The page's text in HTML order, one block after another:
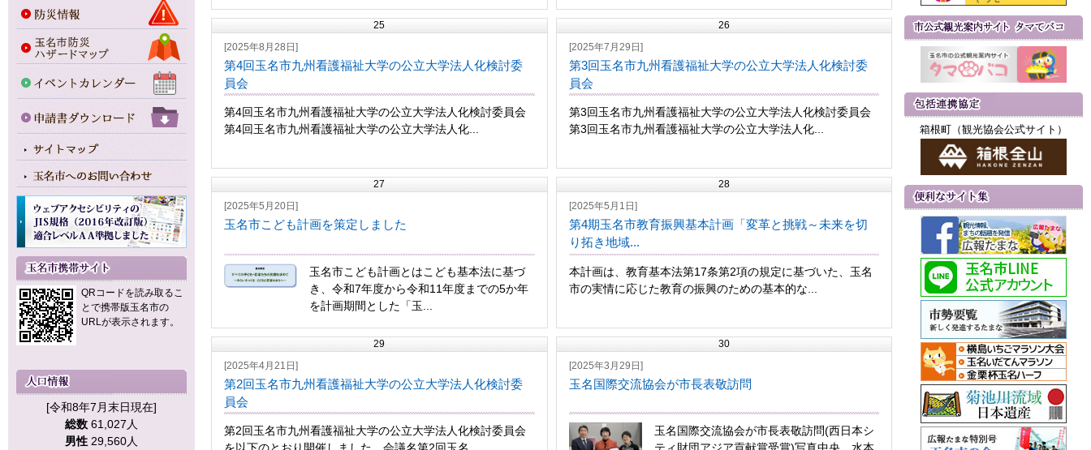
QRコードを読み取るこ
とで携帯版玉名市の
URLが表示されます。
[令和8年7月末日現在]
総数 61,027人
男性 29,560人
25
[2025年8月28日]
第4回玉名市九州看護福祉大学の公立大学法人化検討委
員会
第4回玉名市九州看護福祉大学の公立大学法人化検討委員会
第4回玉名市九州看護福祉大学の公立大学法人化...
26
[2025年7月29日]
第3回玉名市九州看護福祉大学の公立大学法人化検討委
員会
第3回玉名市九州看護福祉大学の公立大学法人化検討委員会
第3回玉名市九州看護福祉大学の公立大学法人化...
27
[2025年5月20日]
玉名市こども計画を策定しました
玉名市こども計画とはこども基本法に基づ
き、令和7年度から令和11年度までの5か年
を計画期間とした「玉...
28
[2025年5月1日]
第4期玉名市教育振興基本計画「変革と挑戦～未来を切
り拓き地域...
本計画は、教育基本法第17条第2項の規定に基づいた、玉名
市の実情に応じた教育の振興のための基本的な...
29
[2025年4月21日]
第2回玉名市九州看護福祉大学の公立大学法人化検討委
員会
第2回玉名市九州看護福祉大学の公立大学法人化検討委員会
30
[2025年3月29日]
玉名国際交流協会が市長表敬訪問
玉名国際交流協会が市長表敬訪問(西日本シ
箱根町（観光協会公式サイト）